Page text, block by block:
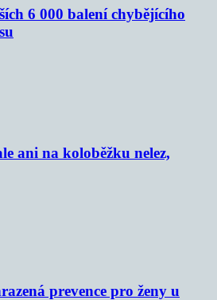
6 000 balení chybějícího
ani na koloběžku nelez,
prevence pro ženy u